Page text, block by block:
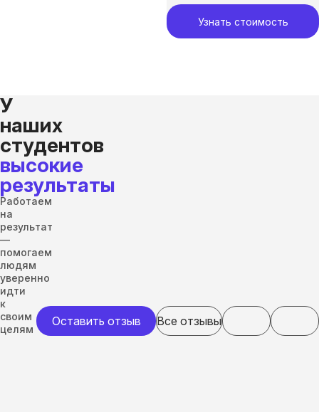
Узнать стоимость
У
наших
студентов
высокие
результаты
Работаем
на
результат
—
помогаем
людям
уверенно
идти
к
своим
целям
Оставить отзыв Все отзывы